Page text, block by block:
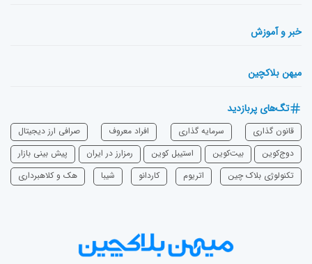
خبر و آموزش
میهن بلاکچین
تگ‌های پربازدید
قانون گذاری سرمایه‌ گذاری افراد معروف
صرافی ارز دیجیتال
دوج‌کوین
بیت‌کوین استیبل کوین رمزارز در ایران
پیش بینی بازار
تکنولوژی بلاک چین
اتریوم ‌کاردانو شیبا هک و کلاهبرداری